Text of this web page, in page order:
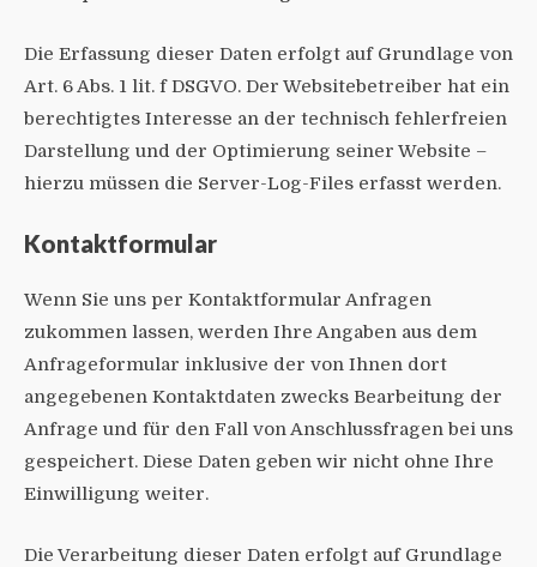
Die Erfassung dieser Daten erfolgt auf Grundlage von
Art. 6 Abs. 1 lit. f DSGVO. Der Websitebetreiber hat ein
berechtigtes Interesse an der technisch fehlerfreien
Darstellung und der Optimierung seiner Website –
hierzu müssen die Server-Log-Files erfasst werden.
Kontaktformular
Wenn Sie uns per Kontaktformular Anfragen
zukommen lassen, werden Ihre Angaben aus dem
Anfrageformular inklusive der von Ihnen dort
angegebenen Kontaktdaten zwecks Bearbeitung der
Anfrage und für den Fall von Anschlussfragen bei uns
gespeichert. Diese Daten geben wir nicht ohne Ihre
Einwilligung weiter.
Die Verarbeitung dieser Daten erfolgt auf Grundlage